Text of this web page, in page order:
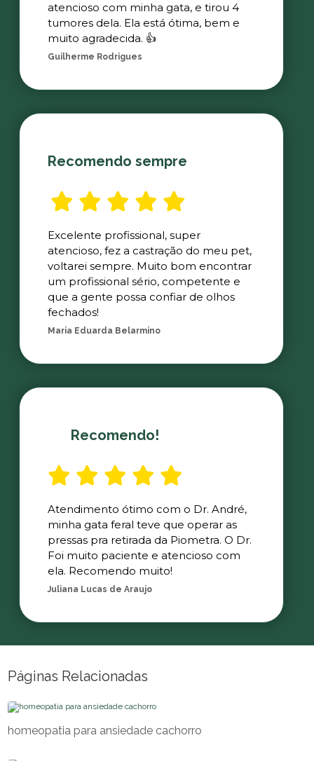
atencioso com minha gata, e tirou 4
tumores dela. Ela está ótima, bem e
muito agradecida. 👍
Guilherme Rodrigues
Recomendo sempre
Excelente profissional, super
atencioso, fez a castração do meu pet,
voltarei sempre. Muito bom encontrar
um profissional sério, competente e
que a gente possa confiar de olhos
fechados!
Maria Eduarda Belarmino
Recomendo!
Atendimento ótimo com o Dr. André,
minha gata feral teve que operar as
pressas pra retirada da Piometra. O Dr.
Foi muito paciente e atencioso com
ela. Recomendo muito!
Juliana Lucas de Araujo
Páginas Relacionadas
homeopatia para ansiedade cachorro